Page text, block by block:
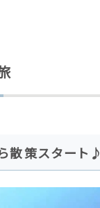
散策スタート♪